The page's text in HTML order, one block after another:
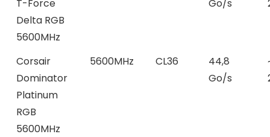
T-Force
Delta RGB
5600MHz
Go/s
Corsair
Dominator
Platinum
RGB
5600MHz
5600MHz CL36
44,8
Go/s